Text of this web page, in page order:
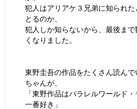
犯人はアリアケ３兄弟に知られ
とるのか、
犯人しか知らないから、最後ま
くなりました。
東野圭吾の作品をたくさん読ん
ちゃんが、
「東野作品はパラレルワールド
一番好き」